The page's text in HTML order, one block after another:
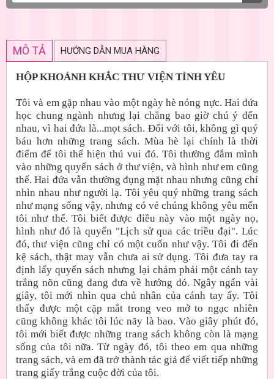
MÔ TẢ HƯỚNG DẪN MUA HÀNG
HỘP KHOẢNH KHẮC THƯ VIỆN TÌNH YÊU
Tôi và em gặp nhau vào một ngày hè nóng nực. Hai đứa
học chung ngành nhưng lại chẳng bao giờ chú ý đến
nhau, vì hai đứa là...mọt sách. Đối với tôi, không gì quý
báu hơn những trang sách. Mùa hè lại chính là thời
điểm để tôi thể hiện thú vui đó. Tôi thường đắm mình
vào những quyển sách ở thư viện, và hình như em cũng
thế. Hai đứa vẫn thường đụng mặt nhau nhưng cũng chỉ
nhìn nhau như người lạ. Tôi yêu quý những trang sách
như mạng sống vậy, nhưng có vẻ chúng không yêu mến
tôi như thế. Tôi biết được điều này vào một ngày nọ,
hình như đó là quyển "Lịch sử qua các triều đại". Lúc
đó, thư viện cũng chỉ có một cuốn như vậy. Tôi đi đến
kệ sách, thật may vẫn chưa ai sử dụng. Tôi đưa tay ra
định lấy quyển sách nhưng lại chảm phải một cánh tay
trắng nõn cũng đang đưa về hướng đó. Ngây ngẩn vài
giây, tôi mới nhìn qua chủ nhân của cánh tay ấy. Tôi
thấy được một cặp mắt trong veo mở to ngạc nhiên
cũng không khác tôi lúc nãy là bao. Vào giây phút đó,
tôi mới biết được những trang sách không còn là mạng
sống của tôi nữa. Từ ngày đó, tôi theo em qua những
trang sách, và em đã trở thành tác giả để viết tiếp những
trang giấy trắng cuộc đời của tôi.